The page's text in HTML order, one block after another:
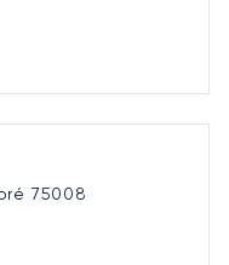
75008